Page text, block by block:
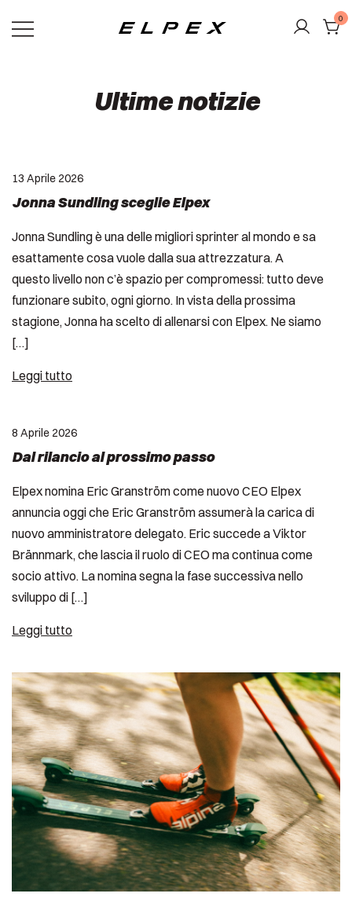
0
Ultime notizie
13 Aprile 2026
Jonna Sundling sceglie Elpex
Jonna Sundling è una delle migliori sprinter al mondo e sa
esattamente cosa vuole dalla sua attrezzatura. A
questo livello non c’è spazio per compromessi: tutto deve
funzionare subito, ogni giorno. In vista della prossima
stagione, Jonna ha scelto di allenarsi con Elpex. Ne siamo
[…]
Leggi tutto
8 Aprile 2026
Dal rilancio al prossimo passo
Elpex nomina Eric Granström come nuovo CEO Elpex
annuncia oggi che Eric Granström assumerà la carica di
nuovo amministratore delegato. Eric succede a Viktor
Brännmark, che lascia il ruolo di CEO ma continua come
socio attivo. La nomina segna la fase successiva nello
sviluppo di […]
Leggi tutto